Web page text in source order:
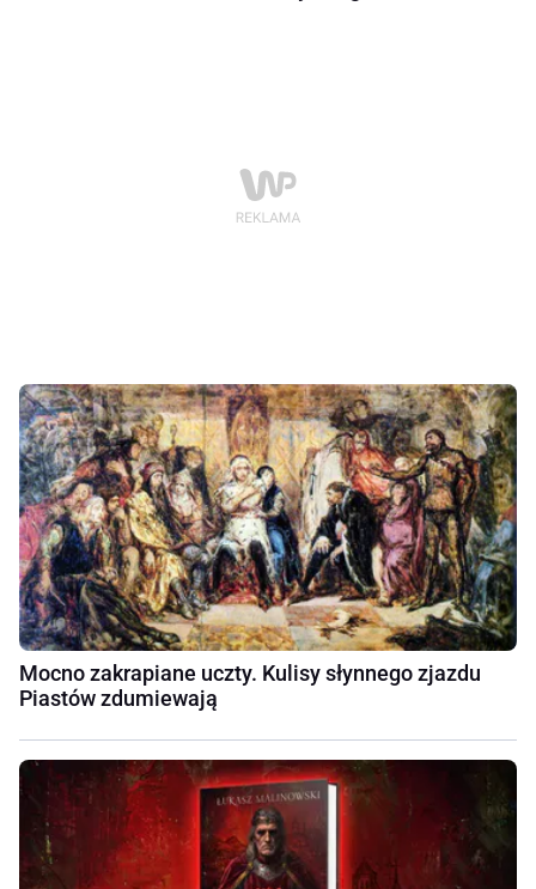
Mocno zakrapiane uczty. Kulisy słynnego zjazdu
Piastów zdumiewają